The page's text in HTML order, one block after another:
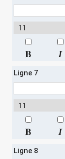
Ligne 7
Ligne 8